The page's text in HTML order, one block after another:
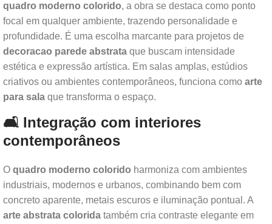
quadro moderno colorido, a obra se destaca como ponto
focal em qualquer ambiente, trazendo personalidade e
profundidade. É uma escolha marcante para projetos de
decoracao parede abstrata que buscam intensidade
estética e expressão artística. Em salas amplas, estúdios
criativos ou ambientes contemporâneos, funciona como arte
para sala que transforma o espaço.
🛋️ Integração com interiores
contemporâneos
O quadro moderno colorido harmoniza com ambientes
industriais, modernos e urbanos, combinando bem com
concreto aparente, metais escuros e iluminação pontual. A
arte abstrata colorida também cria contraste elegante em